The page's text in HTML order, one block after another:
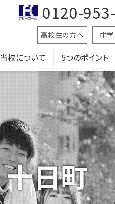
当校について 5つのポイント
高校生の方へ 中
0120-
十日町